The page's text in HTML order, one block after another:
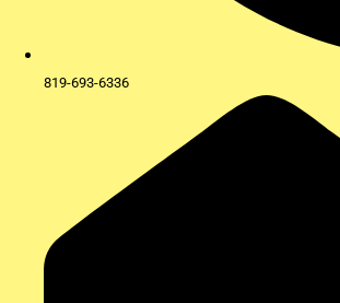
819-693-6336